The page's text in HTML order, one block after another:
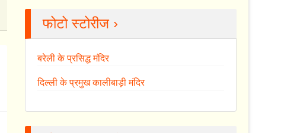
फोटो स्टोरीज ›
बरेली के प्रसिद्ध मंदिर
दिल्ली के प्रमुख कालीबाड़ी मंदिर